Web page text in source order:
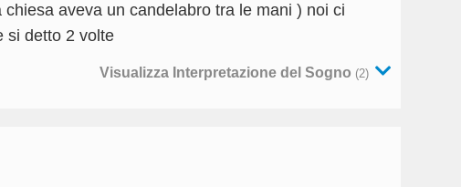
aveva un candelabro tra le mani ) noi ci
si detto 2 volte
Visualizza Interpretazione del Sogno (2)